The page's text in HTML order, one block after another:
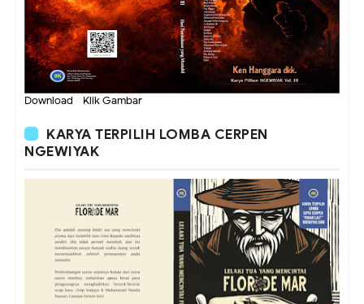
Download - Klik Gambar
KARYA TERPILIH LOMBA CERPEN
NGEWIYAK